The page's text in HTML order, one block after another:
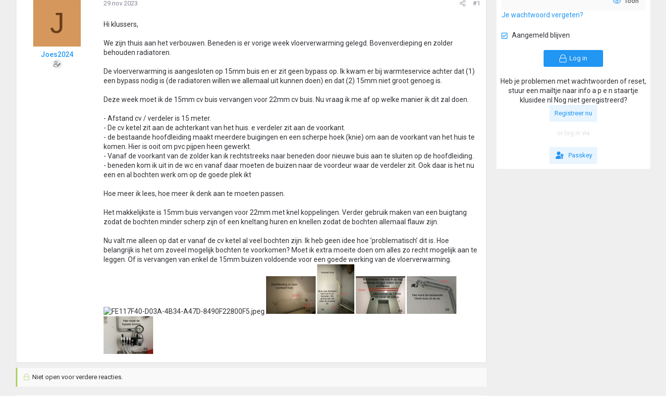
J
Joes2024
29 nov 2023 #1
Hi klussers,
We zijn thuis aan het verbouwen. Beneden is er vorige week vloerverwarming gelegd. Bovenverdieping en zolder
behouden radiatoren.
De vloerverwarming is aangesloten op 15mm buis en er zit geen bypass op. Ik kwam er bij warmteservice achter dat (1)
een bypass nodig is (de radiatoren willen we allemaal uit kunnen doen) en dat (2) 15mm niet groot genoeg is.
Deze week moet ik de 15mm cv buis vervangen voor 22mm cv buis. Nu vraag ik me af op welke manier ik dit zal doen.
- Afstand cv / verdeler is 15 meter.
- De cv ketel zit aan de achterkant van het huis. e verdeler zit aan de voorkant.
- de bestaande hoofdleiding maakt meerdere buigingen en een scherpe hoek (knie) om aan de voorkant van het huis te
komen. Hier is ooit om pvc pijpen heen gewerkt.
- Vanaf de voorkant van de zolder kan ik rechtstreeks naar beneden door nieuwe buis aan te sluiten op de hoofdleiding.
- beneden kom ik uit in de wc en vanaf daar moeten de buizen naar de voordeur waar de verdeler zit. Ook daar is het nu
een en al bochten werk om op de goede plek ikt
Hoe meer ik lees, hoe meer ik denk aan te moeten passen.
Het makkelijkste is 15mm buis vervangen voor 22mm met knel koppelingen. Verder gebruik maken van een buigtang
zodat de bochten minder scherp zijn of een kneltang huren en knellen zodat de bochten allemaal flauw zijn.
Nu valt me alleen op dat er vanaf de cv ketel al veel bochten zijn. Ik heb geen idee hoe ‘problematisch’ dit is. Hoe
belangrijk is het om zoveel mogelijk bochten te voorkomen? Moet ik extra moeite doen om alles zo recht mogelijk aan te
leggen. Of is vervangen van enkel de 15mm buizen voldoende voor een goede werking van de vloerverwarming.
Niet open voor verdere reacties.
Je wachtwoord vergeten?
Aangemeld blijven
Log in
Heb je problemen met wachtwoorden of reset,
stuur een mailtje naar info a p e n staartje
klusidee nl Nog niet geregistreerd?
Registreer nu
or log in via
Passkey